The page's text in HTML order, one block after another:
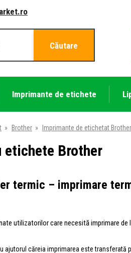
Căutare
Imprimante de etichete
» Brother » Imprimante de etichetat Brother
Brother
termic – imprimare
utilizatorilor care necesită imprimare de
ajutorul căreia imprimarea este transferată